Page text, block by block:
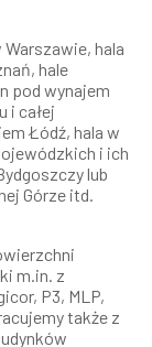
hala
hale
pod wynajem
i całej
Łódź, hala w
i ich
lub
Górze itd.
m.in. z
P3, MLP,
także z